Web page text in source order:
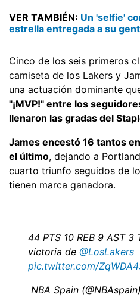
VER TAMBIÉN: Un 'selfie'
estrella entregada a su
Cinco de los seis primeros
camiseta de los Lakers y
una actuación dominante
"¡MVP!" entre los
llenaron las gradas del
James encestó 16 tantos
el último, dejando a
cuarto triunfo seguidos de
tienen marca ganadora.
44 PTS 10 REB 9 AST 3
victoria de @LosLakers
pic.twitter.com/
 NBA Spain (@NBAspain)